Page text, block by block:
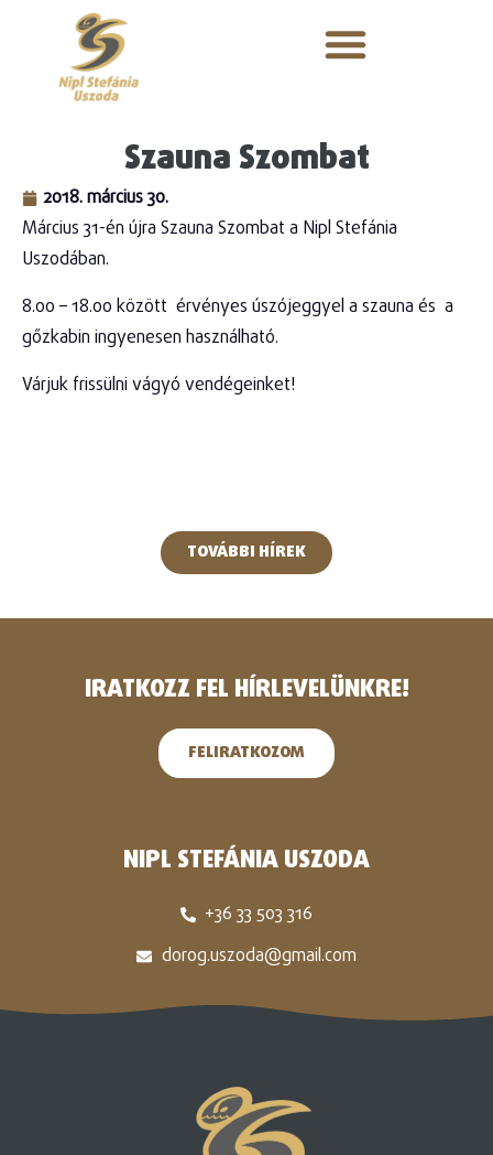
Szauna Szombat
2018. március 30.
Március 31-én újra Szauna Szombat a Nipl Stefánia
Uszodában.
8.00 – 18.00 között érvényes úszójeggyel a szauna és a
gőzkabin ingyenesen használható.
Várjuk frissülni vágyó vendégeinket!
TOVÁBBI HÍREK
IRATKOZZ FEL HÍRLEVELÜNKRE!
FELIRATKOZOM
NIPL STEFÁNIA USZODA
+36 33 503 316
dorog.uszoda@gmail.com